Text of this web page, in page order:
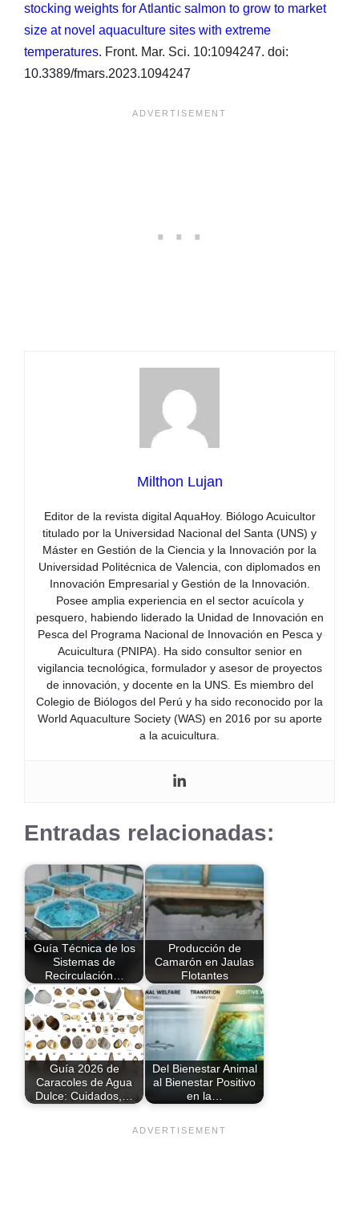
stocking weights for Atlantic salmon to grow to market
size at novel aquaculture sites with extreme
temperatures. Front. Mar. Sci. 10:1094247. doi:
10.3389/fmars.2023.1094247
Milthon Lujan
Editor de la revista digital AquaHoy. Biólogo Acuicultor
titulado por la Universidad Nacional del Santa (UNS) y
Máster en Gestión de la Ciencia y la Innovación por la
Universidad Politécnica de Valencia, con diplomados en
Innovación Empresarial y Gestión de la Innovación.
Posee amplia experiencia en el sector acuícola y
pesquero, habiendo liderado la Unidad de Innovación en
Pesca del Programa Nacional de Innovación en Pesca y
Acuicultura (PNIPA). Ha sido consultor senior en
vigilancia tecnológica, formulador y asesor de proyectos
de innovación, y docente en la UNS. Es miembro del
Colegio de Biólogos del Perú y ha sido reconocido por la
World Aquaculture Society (WAS) en 2016 por su aporte
a la acuicultura.
Entradas relacionadas:
Guía Técnica de los
Sistemas de
Recirculación…
Producción de
Camarón en Jaulas
Flotantes
Guía 2026 de
Caracoles de Agua
Dulce: Cuidados,…
Del Bienestar Animal
al Bienestar Positivo
en la…